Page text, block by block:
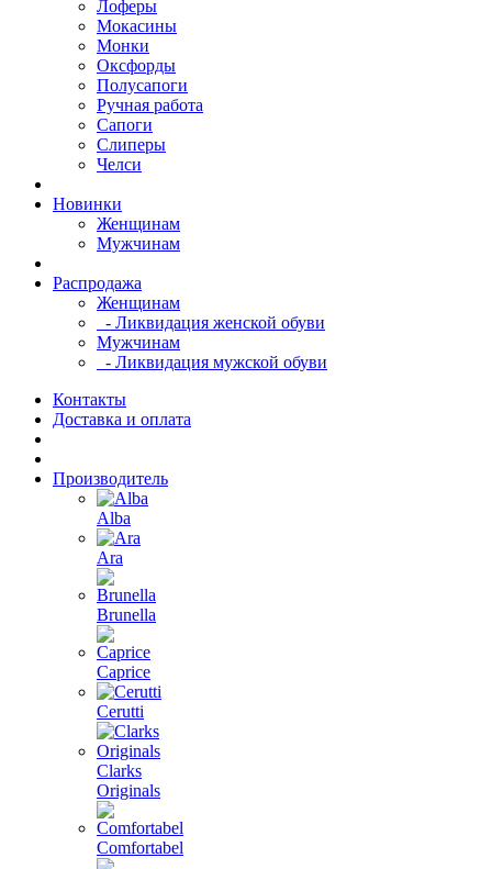
Лоферы
Мокасины
Монки
Оксфорды
Полусапоги
Ручная работа
Сапоги
Слиперы
Челси
Новинки
Женщинам
Мужчинам
Распродажа
Женщинам
- Ликвидация женской обуви
Мужчинам
- Ликвидация мужской обуви
Контакты
Доставка и оплата
Производитель
Alba
Ara
Brunella
Caprice
Cerutti
Clarks
Originals
Comfortabel